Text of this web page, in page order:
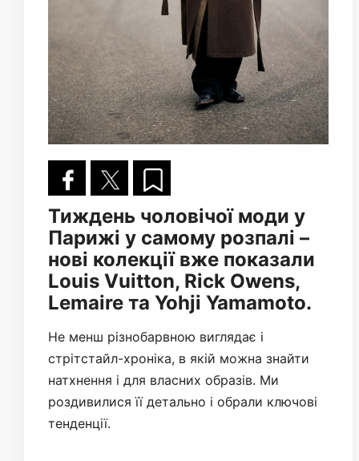
Тиждень чоловічої моди у
Парижі у самому розпалі –
нові колекції вже показали
Louis Vuitton, Rick Owens,
Lemaire та Yohji Yamamoto.
Не менш різнобарвною виглядає і
стрітстайл-хроніка, в якій можна знайти
натхнення і для власних образів. Ми
роздивилися її детально і обрали ключові
тенденції.